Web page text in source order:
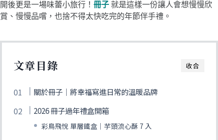
開後更是一場味蕾小旅行！ 冊子 就是這樣一份讓人會想慢慢欣
賞、慢慢品嚐，也捨不得太快吃完的年節伴手禮。
收合
文章目錄
關於冊子｜將幸福寫進日常的溫暖品牌
2026 冊子過年禮盒開箱
彩鳥飛悅 單層鐵盒｜芋頭流心酥 7 入